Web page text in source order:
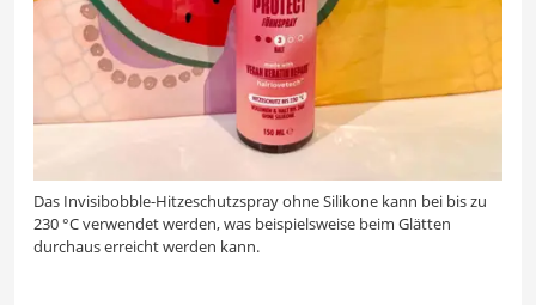
Das Invisibobble-Hitzeschutzspray ohne Silikone kann bei bis zu
230 °C verwendet werden, was beispielsweise beim Glätten
durchaus erreicht werden kann.